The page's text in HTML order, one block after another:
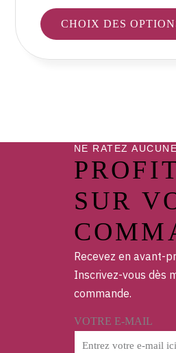
CHOIX DES
NE RATEZ
SUR
Recevez en avant-
Inscrivez-vous dès
commande.
VOTRE E-MAIL